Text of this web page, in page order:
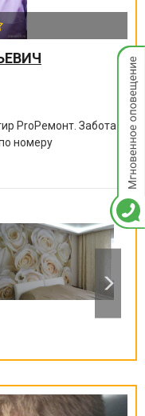
ProРемонт. Забота
номеру